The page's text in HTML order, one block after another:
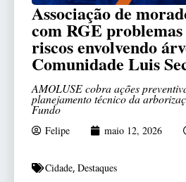
Associação de
com RGE
riscos envolvendo
Comunidade Luis
AMOLUSE cobra ações
planejamento técnico da
Fundo
Felipe maio 12, 2026
Cidade, Destaques